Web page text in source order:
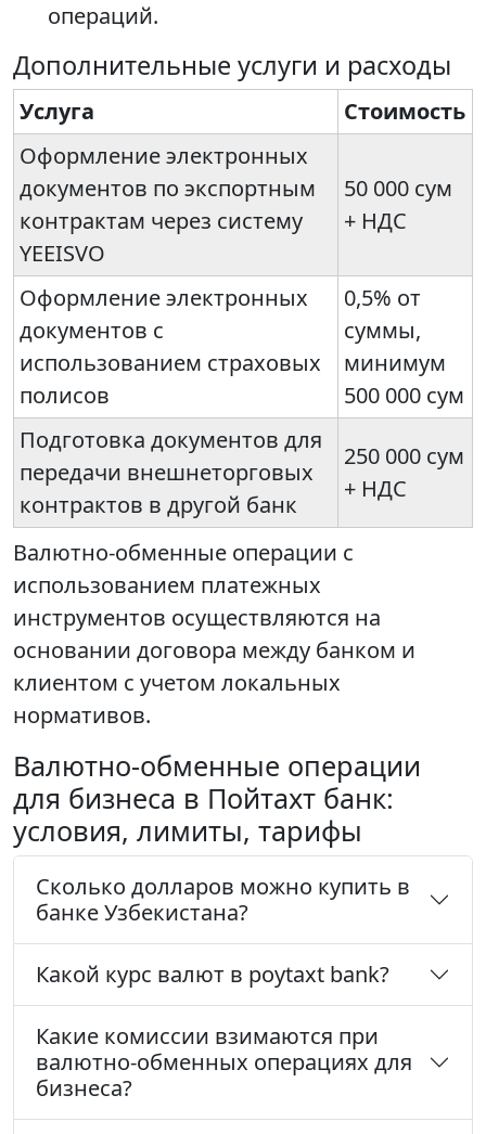
операций.
Дополнительные услуги и расходы
Услуга
Стоимость
Оформление электронных
документов по экспортным
контрактам через систему
YEEISVO
50 000 сум
+ НДС
Оформление электронных
документов с
использованием страховых
полисов
0,5% от
суммы,
минимум
500 000 сум
Подготовка документов для
передачи внешнеторговых
контрактов в другой банк
250 000 сум
+ НДС
Валютно-обменные операции с
использованием платежных
инструментов осуществляются на
основании договора между банком и
клиентом с учетом локальных
нормативов.
Валютно-обменные операции
для бизнеса в Пойтахт банк:
условия, лимиты, тарифы
Сколько долларов можно купить в
банке Узбекистана?
Какой курс валют в poytaxt bank?
Какие комиссии взимаются при
валютно-обменных операциях для
бизнеса?